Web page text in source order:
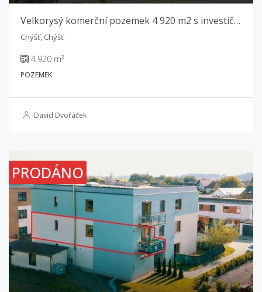
Velkorysý komerční pozemek 4 920 m2 s investičním potenciálem!
Chýšť, Chýšť
4.920 m²
POZEMEK
David Dvořáček
PRODÁNO